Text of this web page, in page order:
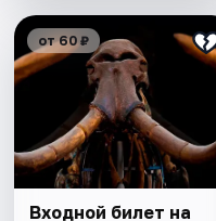
от 60 ₽
Входной билет на